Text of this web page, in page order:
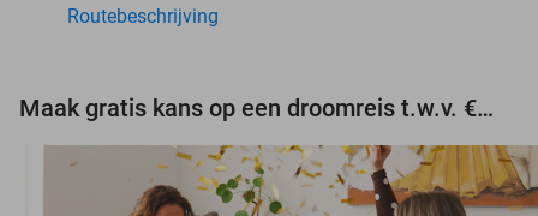
Routebeschrijving
Maak gratis kans op een droomreis t.w.v. €3.000!